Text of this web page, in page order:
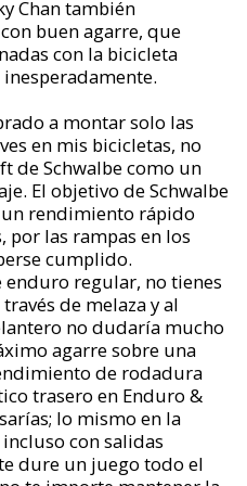
Chan también
buen agarre, que
con la bicicleta
a montar solo las
en mis bicicletas, no
de Schwalbe como un
El objetivo de Schwalbe
rendimiento rápido
por las rampas en los
cumplido.
regular, no tienes
de melaza y al
no dudaría mucho
agarre sobre una
de rodadura
trasero en Enduro &
lo mismo en la
con salidas
dure un juego todo el